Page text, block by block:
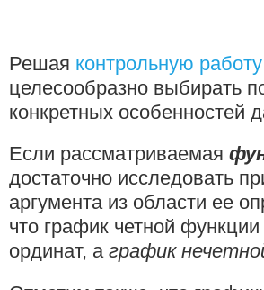
Решая контрольную
целесообразно выбирать
конкретных особенностей
Если рассматриваемая
достаточно исследовать
аргумента из области ее
что график четной
ординат, а график